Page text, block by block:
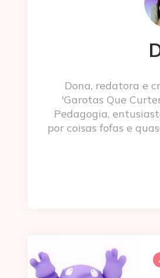
Dona, redatora e
'Garotas Que
Pedagogia,
por coisas fofas e
navigation